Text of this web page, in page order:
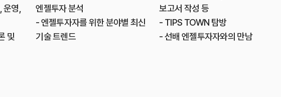
영,
및
엔젤투자 분석
- 엔젤투자자를 위한 분야별 최신
기술 트렌드
보고서 작성 등
- TIPS TOWN 탐방
- 선배 엔젤투자자와의 만남